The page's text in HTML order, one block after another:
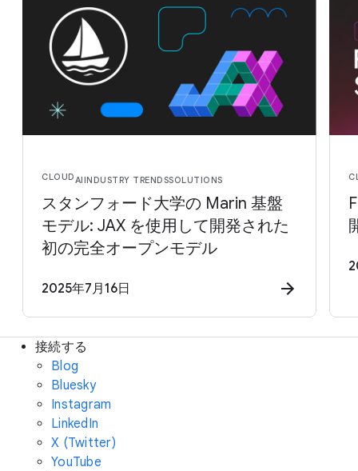
CLOUDAIINDUSTRY TRENDSSOLUTIONS
スタンフォード大学の Marin 基盤
モデル: JAX を使用して開発された
初の完全オープンモデル
2025年7月16日
接続する
Blog
Bluesky
Instagram
LinkedIn
X (Twitter)
YouTube